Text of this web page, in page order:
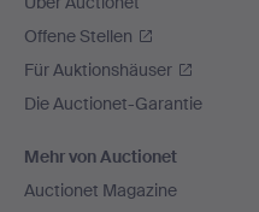
Offene Stellen
Für Auktionshäuser
Die Auctionet-Garantie
Mehr von Auctionet
Auctionet Magazine